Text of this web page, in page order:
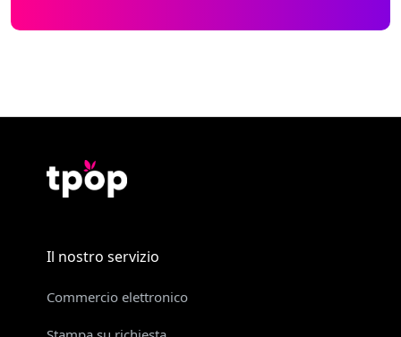
Il nostro servizio
Commercio elettronico